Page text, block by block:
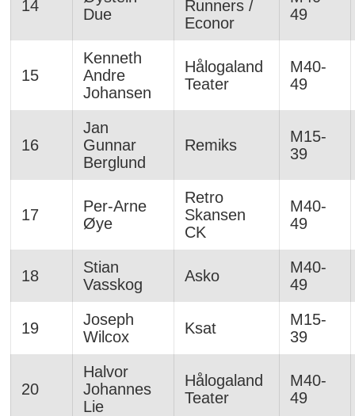
14
Due
Runners /
Econor
49
15
Kenneth
Andre
Johansen
Hålogaland
Teater
M40-
49
16
Jan
Gunnar
Berglund
Remiks
M15-
39
17
Per-Arne
Øye
Retro
Skansen
CK
M40-
49
18
Stian
Vasskog
Asko
M40-
49
19
Joseph
Wilcox
Ksat
M15-
39
20
Halvor
Johannes
Lie
Hålogaland
Teater
M40-
49